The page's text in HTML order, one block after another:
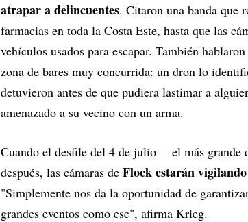
atrapar a delincuentes. Citaron una banda que
farmacias en toda la Costa Este, hasta que las
vehículos usados para escapar. También
zona de bares muy concurrida: un dron lo
detuvieron antes de que pudiera lastimar a
amenazado a su vecino con un arma.
Cuando el desfile del 4 de julio —el más
después, las cámaras de Flock estarán
"Simplemente nos da la oportunidad de
grandes eventos como ese", afirma Krieg.